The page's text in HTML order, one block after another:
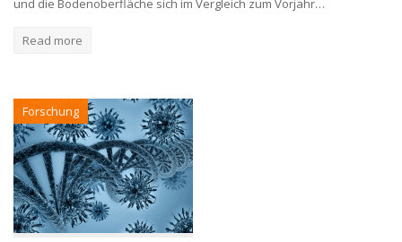
und die Bodenoberfläche sich im Vergleich zum Vorjahr…
Read more
Forschung